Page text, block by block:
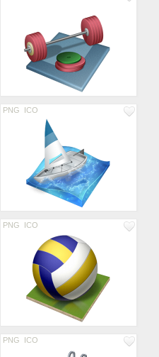
PNG ICO
PNG ICO
PNG ICO